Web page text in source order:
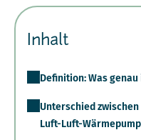
Inhalt
Definition: Was
Unterschied
Luft-Luft-